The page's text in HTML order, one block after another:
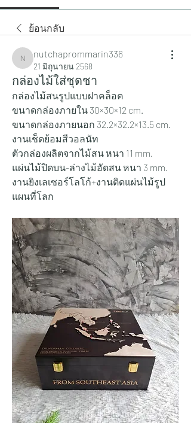
ย้อนกลับ
nutchaprommarin336
nutchaprommarin336
21 มิถุนายน 2568
กล่องไม้ใส่ชุดชา
กล่องไม้สนรูปแบบฝาคล็อค
ขนาดกล่องภายใน 30×30×12 cm.
ขนาดกล่องภายนอก 32.2×32.2×13.5 cm.
งานเช็ดย้อมสีวอลนัท
ตัวกล่องผลิตจากไม้สน หนา 11 mm.
แผ่นไม้ปิดบน-ล่างไม้อัดสน หนา 3 mm.
งานยิงเลเซอร์โลโก้+งานติดแผ่นไม้รูป
แผนที่โลก